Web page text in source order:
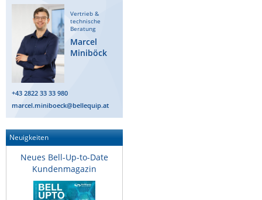
Vertrieb &
technische
Beratung
Marcel
Miniböck
+43 2822 33 33 980
marcel.miniboeck@bellequip.at
Neuigkeiten
Neues Bell-Up-to-Date
Kundenmagazin